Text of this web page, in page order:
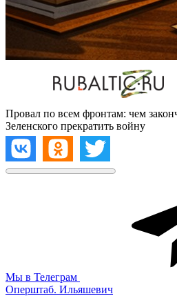
Провал по всем фронтам: чем
Зеленского прекратить войну
Мы в Телеграм
Оперштаб. Ильяшевич